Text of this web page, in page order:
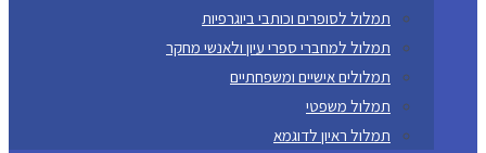
תמלול לסופרים וכותבי ביוגרפיות
תמלול למחברי ספרי עיון ולאנשי מחקר
תמלולים אישיים ומשפחתיים
תמלול משפטי
תמלול ראיון לדוגמא